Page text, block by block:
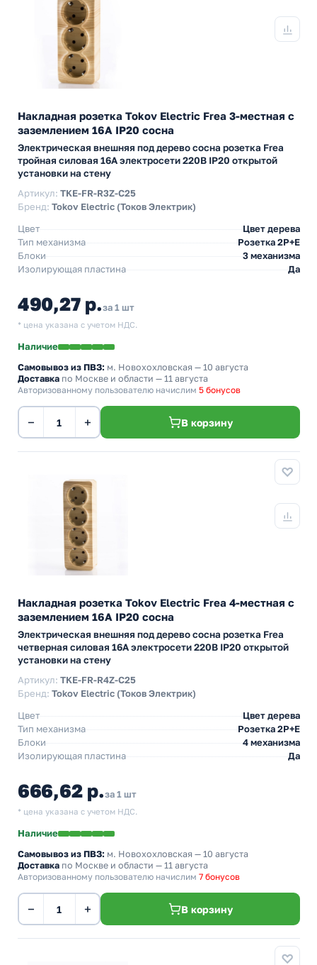
Накладная розетка Tokov Electric Frea 3-местная с
заземлением 16А IP20 сосна
Электрическая внешняя под дерево сосна розетка Frea
тройная силовая 16А электросети 220В IP20 открытой
установки на стену
Артикул: TKE-FR-R3Z-C25
Бренд: Tokov Electric (Токов Электрик)
Цвет
Цвет дерева
Тип механизма
Розетка 2Р+Е
Блоки
3 механизма
Изолирующая пластина
Да
490,27 р.за 1 шт
* цена указана с учетом НДС.
Наличие
Самовывоз из ПВЗ: м. Новохохловская — 10 августа
Доставка по Москве и области — 11 августа
Авторизованному пользователю начислим 5 бонусов
− + В корзину
Накладная розетка Tokov Electric Frea 4-местная с
заземлением 16А IP20 сосна
Электрическая внешняя под дерево сосна розетка Frea
четверная силовая 16А электросети 220В IP20 открытой
установки на стену
Артикул: TKE-FR-R4Z-C25
Бренд: Tokov Electric (Токов Электрик)
Цвет
Цвет дерева
Тип механизма
Розетка 2Р+Е
Блоки
4 механизма
Изолирующая пластина
Да
666,62 р.за 1 шт
* цена указана с учетом НДС.
Наличие
Самовывоз из ПВЗ: м. Новохохловская — 10 августа
Доставка по Москве и области — 11 августа
Авторизованному пользователю начислим 7 бонусов
− + В корзину